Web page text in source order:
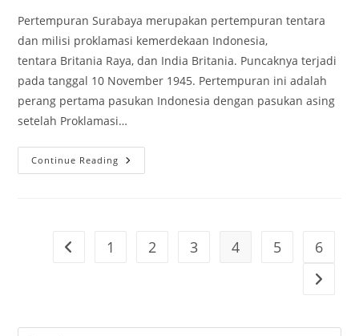
Pertempuran Surabaya merupakan pertempuran tentara
dan milisi proklamasi kemerdekaan Indonesia,
tentara Britania Raya, dan India Britania. Puncaknya terjadi
pada tanggal 10 November 1945. Pertempuran ini adalah
perang pertama pasukan Indonesia dengan pasukan asing
setelah Proklamasi…
Continue Reading SELAMAT
HARI
Go to the previous page
1 2 3 4 5 6
Go to